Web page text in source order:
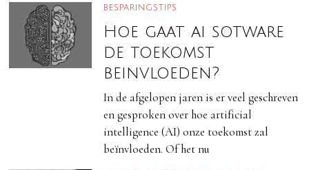
BESPARINGSTIPS
Hoe gaat ai sotware
de toekomst
beinvloeden?
In de afgelopen jaren is er veel geschreven
en gesproken over hoe artificial
intelligence (AI) onze toekomst zal
beïnvloeden. Of het nu